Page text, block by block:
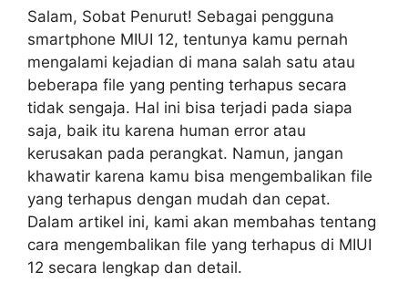
Salam, Sobat Penurut! Sebagai pengguna
smartphone MIUI 12, tentunya kamu pernah
mengalami kejadian di mana salah satu atau
beberapa file yang penting terhapus secara
tidak sengaja. Hal ini bisa terjadi pada siapa
saja, baik itu karena human error atau
kerusakan pada perangkat. Namun, jangan
khawatir karena kamu bisa mengembalikan file
yang terhapus dengan mudah dan cepat.
Dalam artikel ini, kami akan membahas tentang
cara mengembalikan file yang terhapus di MIUI
12 secara lengkap dan detail.